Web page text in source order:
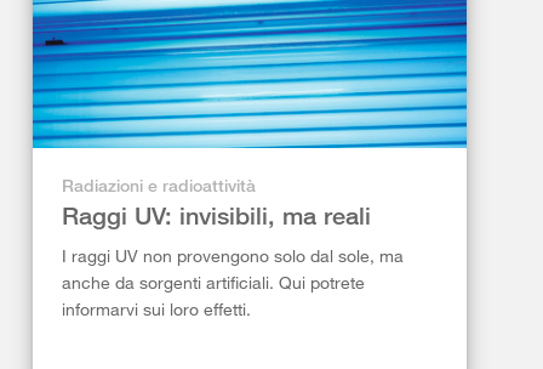
Radiazioni e radioattività
Raggi UV: invisibili, ma reali
I raggi UV non provengono solo dal sole, ma
anche da sorgenti artificiali. Qui potrete
informarvi sui loro effetti.